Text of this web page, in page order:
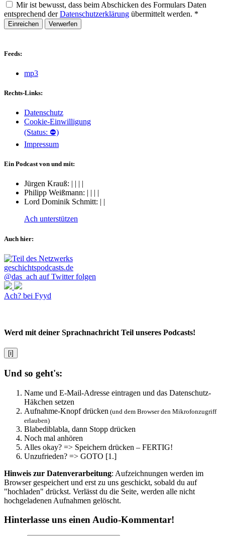
Mir ist bewusst, dass beim Abschicken des Formulars Daten
entsprechend derDatenschutzerklärung übermittelt werden. *
Einreichen Verwerfen
Feeds:
mp3
Rechts-Links:
Datenschutz
Cookie-Einwilligung
(Status: ⛔)
Impressum
Ein Podcast von und mit:
Jürgen Krauß: | | | |
Philipp Weißmann: | | | |
Lord Dominik Schmitt: | |
Ach unterstützen
Auch hier:
@das_ach auf Twitter folgen
Ach? bei Fyyd
Werd mit deiner Sprachnachricht Teil unseres Podcasts!
[i]
Und so geht's:
Name und E-Mail-Adresse eintragen und das Datenschutz-
Häkchen setzen
Aufnahme-Knopf drücken (und dem Browser den Mikrofonzugriff
erlauben)
Blabediblabla, dann Stopp drücken
Noch mal anhören
Alles okay? => Speichern drücken – FERTIG!
Unzufrieden? => GOTO [1.]
Hinweis zur Datenverarbeitung: Aufzeichnungen werden im
Browser gespeichert und erst zu uns geschickt, sobald du auf
"hochladen" drückst. Verlässt du die Seite, werden alle nicht
hochgeladenen Aufnahmen gelöscht.
Hinterlasse uns einen Audio-Kommentar!